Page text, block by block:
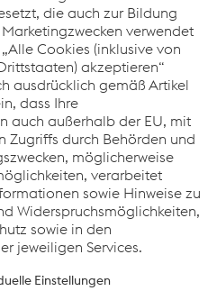
Medieninformationen